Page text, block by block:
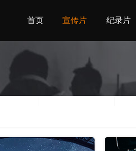
首页 宣传片 纪录片